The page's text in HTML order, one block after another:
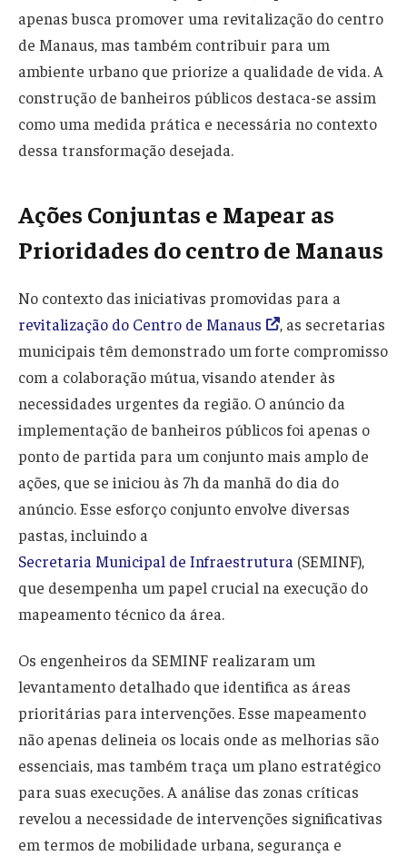
apenas busca promover uma revitalização do centro
de Manaus, mas também contribuir para um
ambiente urbano que priorize a qualidade de vida. A
construção de banheiros públicos destaca-se assim
como uma medida prática e necessária no contexto
dessa transformação desejada.
Ações Conjuntas e Mapear as
Prioridades do centro de Manaus
No contexto das iniciativas promovidas para a
revitalização do Centro de Manaus
, as secretarias
municipais têm demonstrado um forte compromisso
com a colaboração mútua, visando atender às
necessidades urgentes da região. O anúncio da
implementação de banheiros públicos foi apenas o
ponto de partida para um conjunto mais amplo de
ações, que se iniciou às 7h da manhã do dia do
anúncio. Esse esforço conjunto envolve diversas
pastas, incluindo a
Secretaria Municipal de Infraestrutura (SEMINF),
que desempenha um papel crucial na execução do
mapeamento técnico da área.
Os engenheiros da SEMINF realizaram um
levantamento detalhado que identifica as áreas
prioritárias para intervenções. Esse mapeamento
não apenas delineia os locais onde as melhorias são
essenciais, mas também traça um plano estratégico
para suas execuções. A análise das zonas críticas
revelou a necessidade de intervenções significativas
em termos de mobilidade urbana, segurança e